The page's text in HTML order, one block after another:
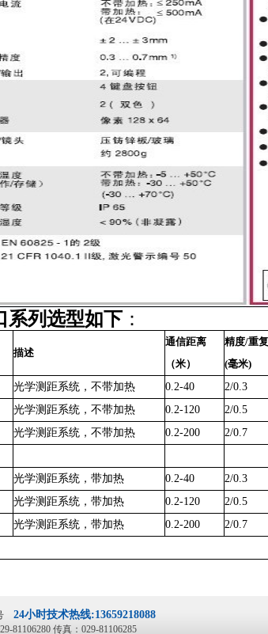
系列选型如下 ：
描述
通信距离
（米）
精度/重
(毫米)
光学测距系统，不带加热 0.2-40 2/0.3
光学测距系统，不带加热 0.2-120 2/0.5
光学测距系统，不带加热 0.2-200 2/0.7
光学测距系统，带加热 0.2-40 2/0.3
光学测距系统，带加热 0.2-120 2/0.5
光学测距系统，带加热 0.2-200 2/0.7
24小时技术热线:13659218088
81106280 传真：029-81106285